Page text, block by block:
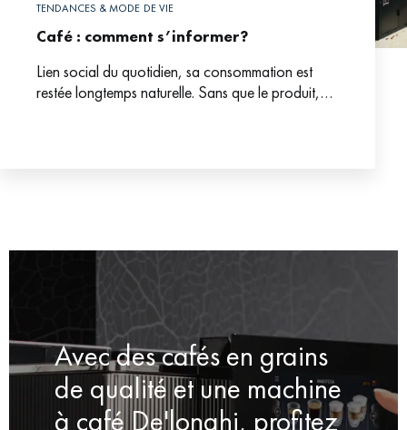
TENDANCES & MODE DE VIE
Café : comment s’informer?
Lien social du quotidien, sa consommation est
restée longtemps naturelle. Sans que le produit,
Avec des cafés en grains
de qualité et une machine
à café De'longhi, profitez